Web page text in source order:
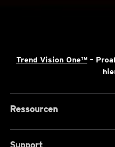
Trend Vision One™–
Ressourcen
Support